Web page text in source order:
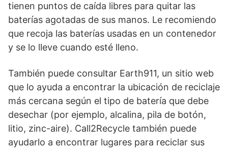
tienen puntos de caída libres para quitar las
baterías agotadas de sus manos. Le recomiendo
que recoja las baterías usadas en un contenedor
y se lo lleve cuando esté lleno.
También puede consultar Earth911, un sitio web
que lo ayuda a encontrar la ubicación de reciclaje
más cercana según el tipo de batería que debe
desechar (por ejemplo, alcalina, pila de botón,
litio, zinc-aire). Call2Recycle también puede
ayudarlo a encontrar lugares para reciclar sus